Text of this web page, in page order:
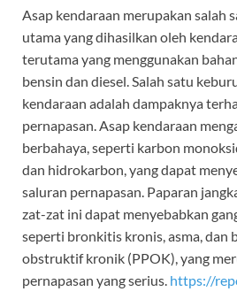
Asap kendaraan merupakan salah
utama yang dihasilkan oleh
terutama yang menggunakan
bensin dan diesel. Salah satu
kendaraan adalah dampaknya
pernapasan. Asap kendaraan
berbahaya, seperti karbon
dan hidrokarbon, yang dapat
saluran pernapasan. Paparan
zat-zat ini dapat menyebabkan
seperti bronkitis kronis, asma, dan
obstruktif kronik (PPOK), yang
pernapasan yang serius. https://